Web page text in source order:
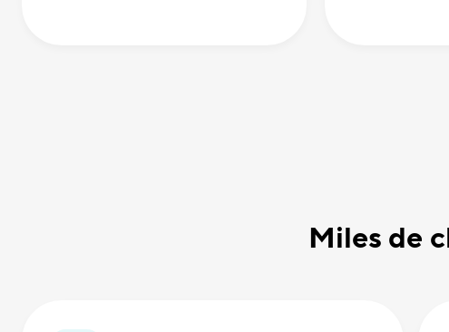
Miles de